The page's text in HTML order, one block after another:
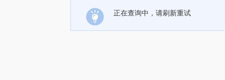
正在查询中，请刷新重试